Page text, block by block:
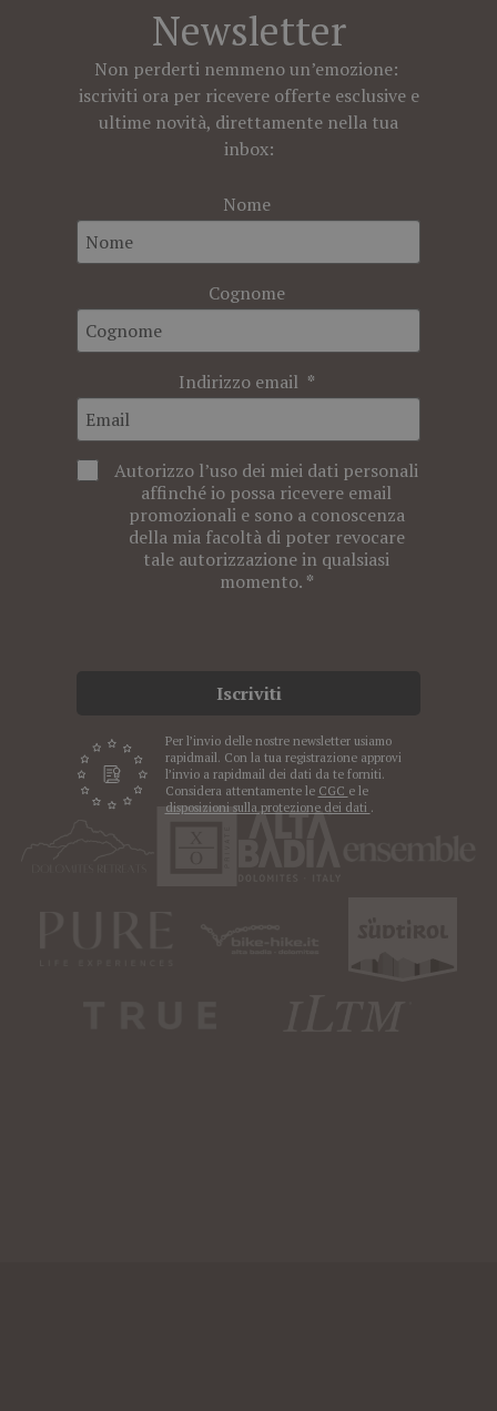
Newsletter
Non perderti nemmeno un’emozione:
iscriviti ora per ricevere offerte esclusive e
ultime novità, direttamente nella tua
inbox:
Nome
Cognome
Indirizzo email
Autorizzo l’uso dei miei dati personali
affinché io possa ricevere email
promozionali e sono a conoscenza
della mia facoltà di poter revocare
tale autorizzazione in qualsiasi
momento.
Iscriviti
Per l’invio delle nostre newsletter usiamo
rapidmail. Con la tua registrazione approvi
l’invio a rapidmail dei dati da te forniti.
Considera attentamente le CGC e le
disposizioni sulla protezione dei dati .